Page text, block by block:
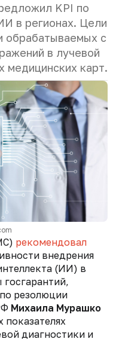
KPI по
в регионах. Цели
обрабатываемых с
в лучевой
медицинских карт.
рекомендовал
внедрения
(ИИ) в
резолюции
Михаила Мурашко
диагностики и